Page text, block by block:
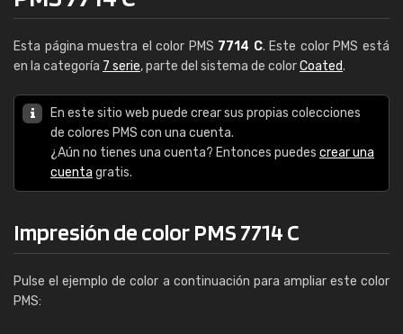
Esta página muestra el color PMS 7714 C. Este color PMS está
en la categoría 7 serie, parte del sistema de colorCoated.
En este sitio web puede crear sus propias colecciones
de colores PMS con una cuenta.
¿Aún no tienes una cuenta? Entonces puedes crear una
cuenta gratis.
Impresión de color PMS 7714 C
Pulse el ejemplo de color a continuación para ampliar este color
PMS: